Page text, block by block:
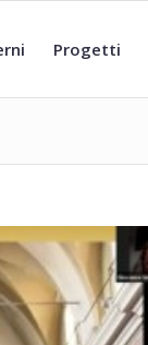
Progetti